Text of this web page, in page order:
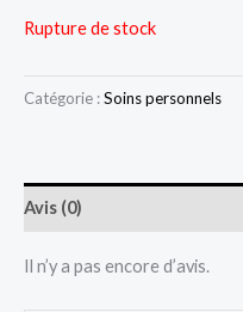
Rupture de stock
Catégorie :Soins personnels
Avis (0)
Il n’y a pas encore d’avis.